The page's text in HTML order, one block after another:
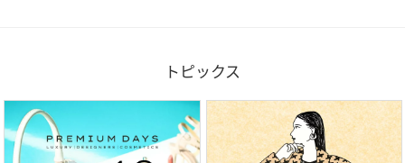
ほんのりパープルがかったホワイトが透明感のある輝きを与
え、ぬくもりのあるイエローが明るさを添える、ヌーディで
ナチュラルな透明感へ。*2
トピックス